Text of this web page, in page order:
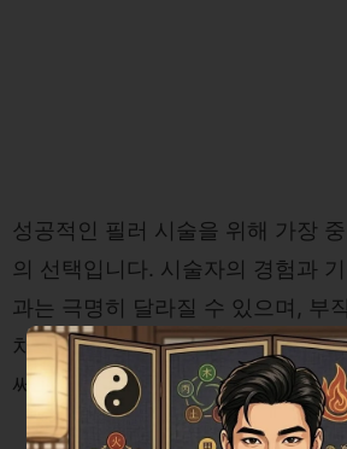
성공적인 필러 시술을 위해 가장
의 선택입니다. 시술자의 경험과
과는 극명히 달라질 수 있으며, 부
차이를 보입니다. 경험이 풍부한
써 최상의 결과를 얻을 수 있습니